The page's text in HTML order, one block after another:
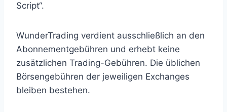
Script“.
WunderTrading verdient ausschließlich an den
Abonnementgebühren und erhebt keine
zusätzlichen Trading-Gebühren. Die üblichen
Börsengebühren der jeweiligen Exchanges
bleiben bestehen.